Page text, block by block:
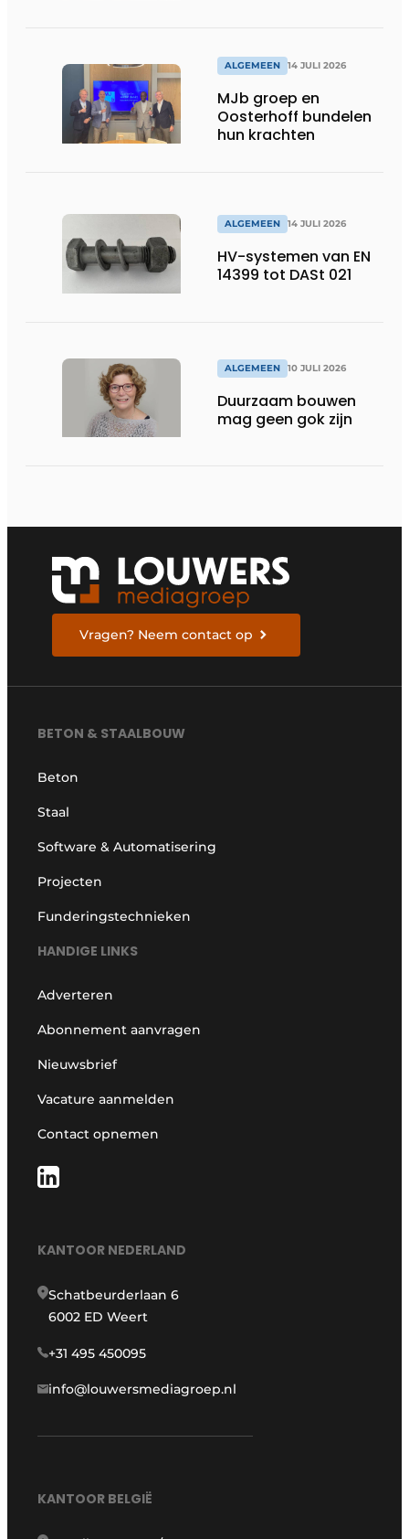
ALGEMEEN 14 JULI 2026
MJb groep en
Oosterhoff bundelen
hun krachten
ALGEMEEN 14 JULI 2026
HV-systemen van EN
14399 tot DASt 021
ALGEMEEN 10 JULI 2026
Duurzaam bouwen
mag geen gok zijn
Vragen? Neem contact op
BETON & STAALBOUW
Beton
Staal
Software & Automatisering
Projecten
Funderingstechnieken
HANDIGE LINKS
Adverteren
Abonnement aanvragen
Nieuwsbrief
Vacature aanmelden
Contact opnemen
KANTOOR NEDERLAND
Schatbeurderlaan 6
6002 ED Weert
+31 495 450095
info@louwersmediagroep.nl
KANTOOR BELGIË